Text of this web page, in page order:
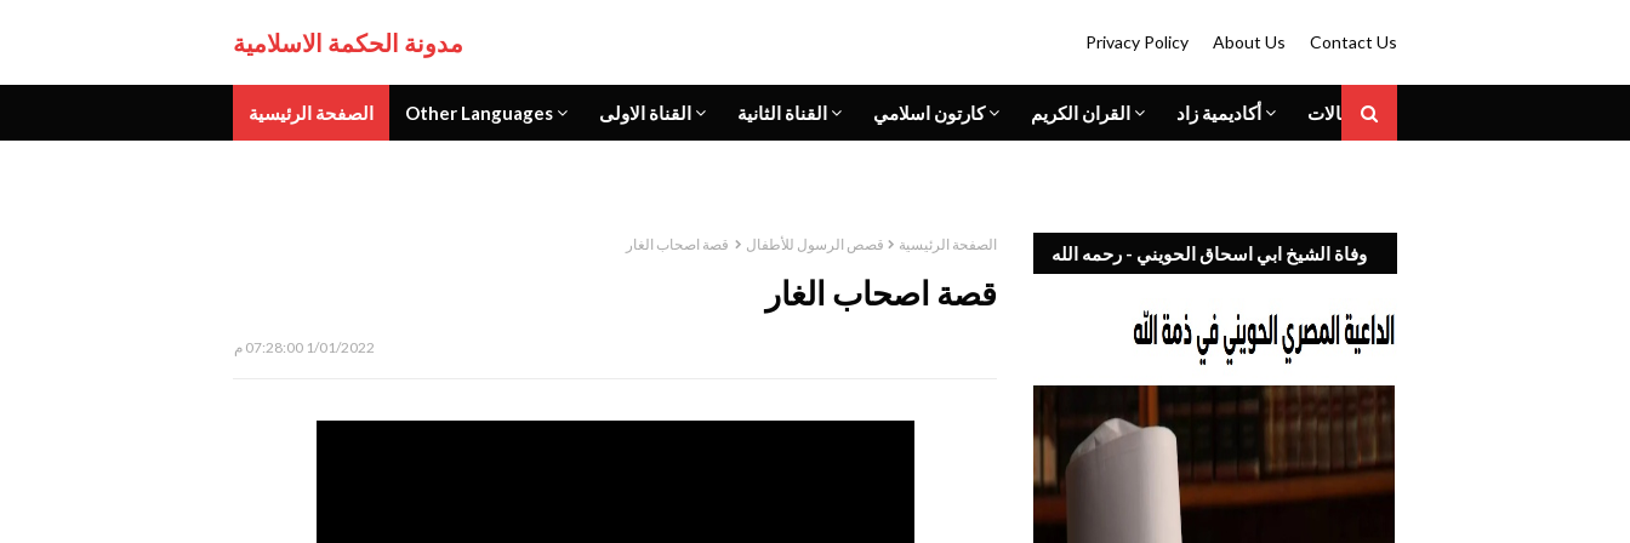
مدونة الحكمة الاسلامية Privacy Policy About Us Contact Us
الصفحة الرئيسية Other Languages القناة الاولى القناة الثانية كارتون اسلامي القران الكريم أكاديمية زاد المقالات
الصفحة الرئيسية قصص الرسول للأطفال قصة اصحاب الغار
قصة اصحاب الغار
1/01/2022 07:28:00 م
وفاة الشيخ ابي اسحاق الحويني - رحمه الله